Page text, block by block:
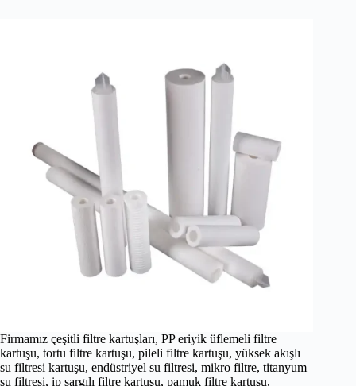
Firmamız çeşitli filtre kartuşları, PP eriyik üflemeli filtre
kartuşu, tortu filtre kartuşu, pileli filtre kartuşu, yüksek akışlı
su filtresi kartuşu, endüstriyel su filtresi, mikro filtre, titanyum
su filtresi, ip sargılı filtre kartuşu, pamuk filtre kartuşu,